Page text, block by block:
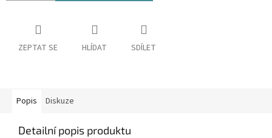
ZEPTAT SE HLÍDAT SDÍLET
Popis Diskuze
Detailní popis produktu